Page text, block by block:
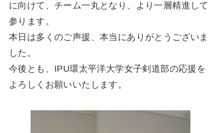
に向けて、チーム一丸となり、より一層精進して
参ります。
本日は多くのご声援、本当にありがとうございま
した。
今後とも、IPU環太平洋大学女子剣道部の応援を
よろしくお願いいたします。